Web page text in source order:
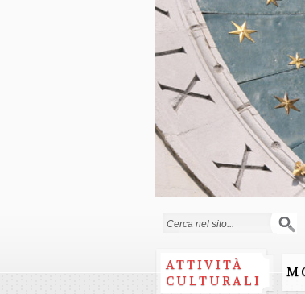
ATTIVITÀ
CULTURALI